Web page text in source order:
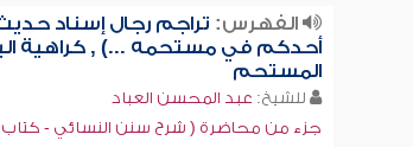
الفهرس: تراجم رجال إسناد
أحدكم في مستحمه ...) , كراهية
المستحم
للشيخ: عبد المحسن العباد
جزء من محاضرة ( شرح سنن النسائي - كتاب